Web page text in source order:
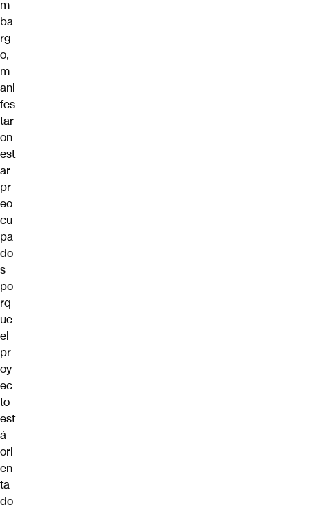
m
ba
rg
o,
m
ani
fes
tar
on
est
ar
pr
eo
cu
pa
do
s
po
rq
ue
el
pr
oy
ec
to
est
á
ori
en
ta
do